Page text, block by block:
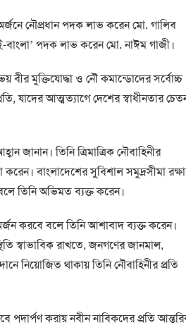
নৌপ্রধান পদক লাভ করেন মো. গালিব
বাংলা’ পদক লাভ করেন মো. নাঈম গাজী।
বীর মুক্তিযোদ্ধা ও নৌ কমান্ডোদের সর্বোচ্চ
যাদের আত্মত্যাগে দেশের স্বাধীনতার
জানান। তিনি ত্রিমাত্রিক নৌবাহিনীর
বাংলাদেশের সুবিশাল সমুদ্রসীমা
তিনি অভিমত ব্যক্ত করেন।
করবে বলে তিনি আশাবাদ ব্যক্ত করেন।
স্বাভাবিক রাখতে, জনগণের জানমাল,
নিয়োজিত থাকায় তিনি নৌবাহিনীর প্রতি
পদার্পণ করায় নবীন নাবিকদের প্রতি